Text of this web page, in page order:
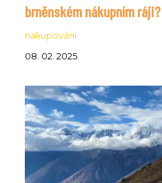
brněnském nákupním ráji?
nakupování
08. 02. 2025